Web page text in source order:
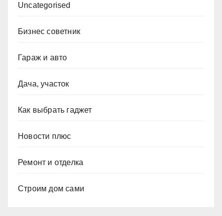
Uncategorised
Бизнес советник
Гараж и авто
Дача, участок
Как выбрать гаджет
Новости плюс
Ремонт и отделка
Строим дом сами